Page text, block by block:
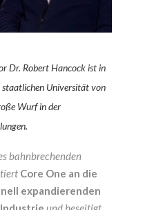
Dr. Robert Hancock ist in
Universität von
Wurf in der
bahnbrechenden
Core One an die
expandierenden